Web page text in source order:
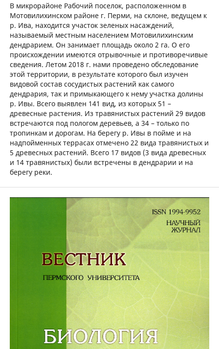
В микрорайоне Рабочий поселок, расположенном в
Мотовилихинском районе г. Перми, на склоне, ведущем к
р. Ива, находится участок зеленых насаждений,
называемый местным населением Мотовилихинским
дендрарием. Он занимает площадь около 2 га. О его
происхождении имеются отрывочные и противоречивые
сведения. Летом 2018 г. нами проведено обследование
этой территории, в результате которого был изучен
видовой состав сосудистых растений как самого
дендрария, так и примыкающего к нему участка долины
р. Ивы. Всего выявлен 141 вид, из которых 51 –
древесные растения. Из травянистых растений 29 видов
встречаются под пологом деревьев, а 34 – только по
тропинкам и дорогам. На берегу р. Ивы в пойме и на
надпойменных террасах отмечено 22 вида травянистых и
5 древесных растений. Всего 17 видов (3 вида древесных
и 14 травянистых) были встречены в дендрарии и на
берегу реки.